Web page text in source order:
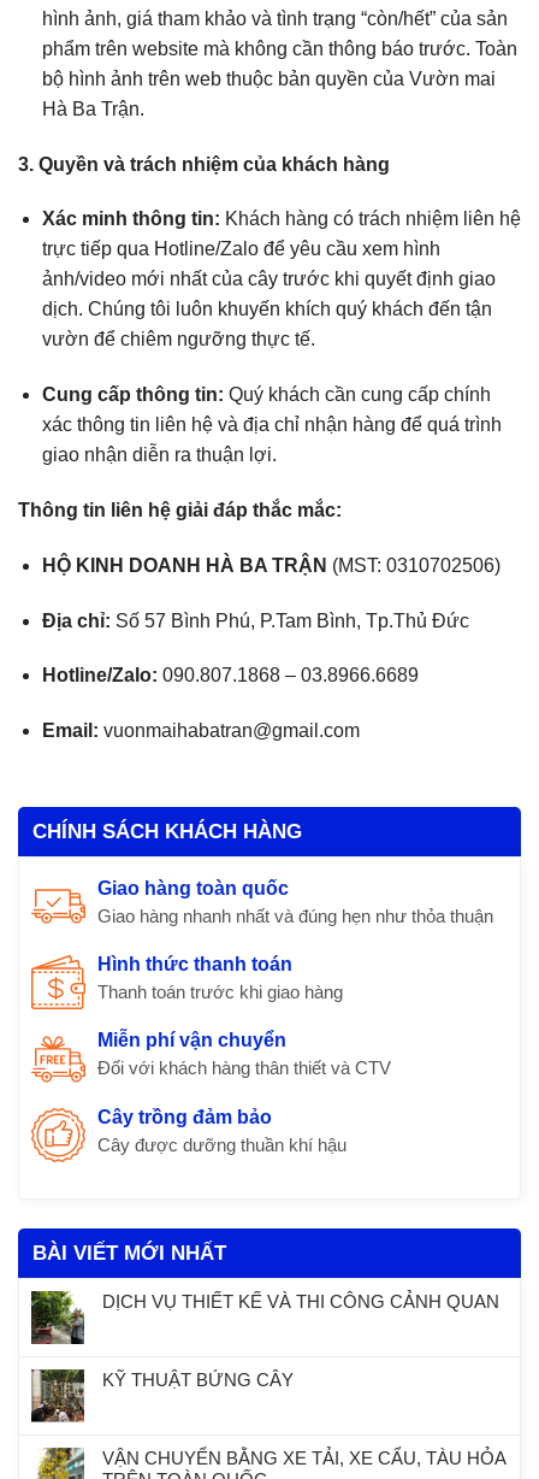
hình ảnh, giá tham khảo và tình trạng “còn/hết” của sản
phẩm trên website mà không cần thông báo trước. Toàn
bộ hình ảnh trên web thuộc bản quyền của Vườn mai
Hà Ba Trận.
3. Quyền và trách nhiệm của khách hàng
Xác minh thông tin: Khách hàng có trách nhiệm liên hệ
trực tiếp qua Hotline/Zalo để yêu cầu xem hình
ảnh/video mới nhất của cây trước khi quyết định giao
dịch. Chúng tôi luôn khuyến khích quý khách đến tận
vườn để chiêm ngưỡng thực tế.
Cung cấp thông tin: Quý khách cần cung cấp chính
xác thông tin liên hệ và địa chỉ nhận hàng để quá trình
giao nhận diễn ra thuận lợi.
Thông tin liên hệ giải đáp thắc mắc:
HỘ KINH DOANH HÀ BA TRẬN (MST: 0310702506)
Địa chỉ: Số 57 Bình Phú, P.Tam Bình, Tp.Thủ Đức
Hotline/Zalo: 090.807.1868 – 03.8966.6689
Email: vuonmaihabatran@gmail.com
CHÍNH SÁCH KHÁCH HÀNG
Giao hàng toàn quốc
Giao hàng nhanh nhất và đúng hẹn như thỏa thuận
Hình thức thanh toán
Thanh toán trước khi giao hàng
Miễn phí vận chuyển
Đối với khách hàng thân thiết và CTV
Cây trồng đảm bảo
Cây được dưỡng thuần khí hậu
BÀI VIẾT MỚI NHẤT
DỊCH VỤ THIẾT KẾ VÀ THI CÔNG CẢNH QUAN
KỸ THUẬT BỨNG CÂY
VẬN CHUYỂN BẰNG XE TẢI, XE CẨU, TÀU HỎA